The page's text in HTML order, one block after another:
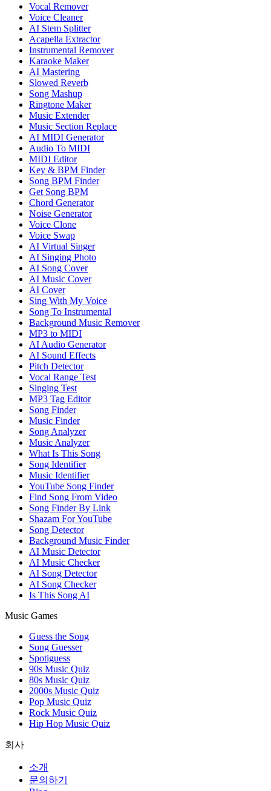
Vocal Remover
Voice Cleaner
AI Stem Splitter
Acapella Extractor
Instrumental Remover
Karaoke Maker
AI Mastering
Slowed Reverb
Song Mashup
Ringtone Maker
Music Extender
Music Section Replace
AI MIDI Generator
Audio To MIDI
MIDI Editor
Key & BPM Finder
Song BPM Finder
Get Song BPM
Chord Generator
Noise Generator
Voice Clone
Voice Swap
AI Virtual Singer
AI Singing Photo
AI Song Cover
AI Music Cover
AI Cover
Sing With My Voice
Song To Instrumental
Background Music Remover
MP3 to MIDI
AI Audio Generator
AI Sound Effects
Pitch Detector
Vocal Range Test
Singing Test
MP3 Tag Editor
Song Finder
Music Finder
Song Analyzer
Music Analyzer
What Is This Song
Song Identifier
Music Identifier
YouTube Song Finder
Find Song From Video
Song Finder By Link
Shazam For YouTube
Song Detector
Background Music Finder
AI Music Detector
AI Music Checker
AI Song Detector
AI Song Checker
Is This Song AI
Music Games
Guess the Song
Song Guesser
Spotiguess
90s Music Quiz
80s Music Quiz
2000s Music Quiz
Pop Music Quiz
Rock Music Quiz
Hip Hop Music Quiz
회사
소개
문의하기